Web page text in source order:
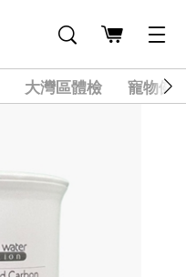
大灣區體檢 寵物健